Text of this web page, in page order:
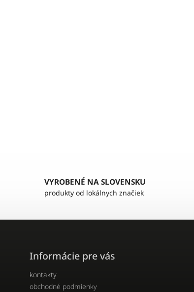
VYROBENÉ NA SLOVENSKU
produkty od lokálnych značiek
Informácie pre vás
kontakty
obchodné podmienky